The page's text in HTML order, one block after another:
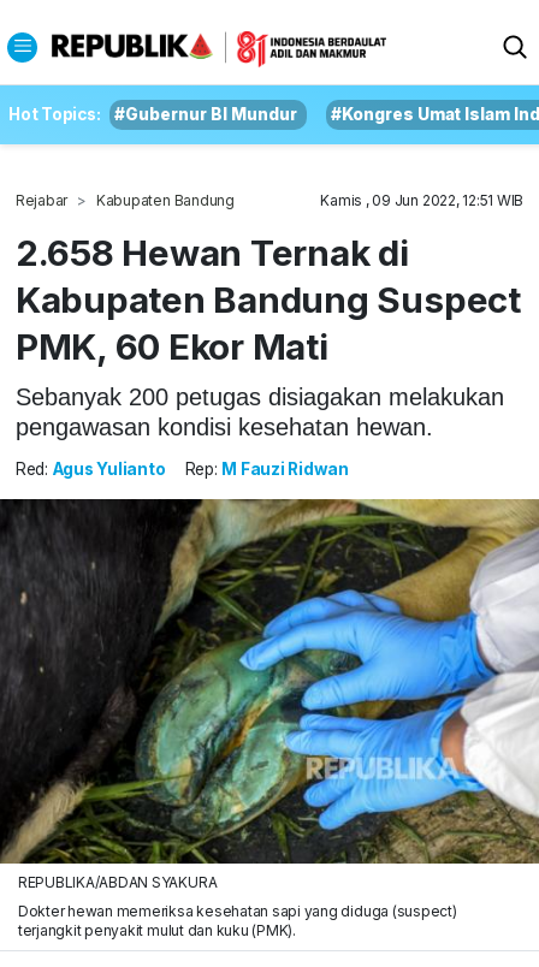
Hot Topics: #Gubernur BI Mundur #Kongres Umat Islam
Rejabar Kabupaten Bandung Kamis , 09 Jun 2022, 12:51 WIB
2.658 Hewan Ternak di
Kabupaten Bandung Suspect
PMK, 60 Ekor Mati
Sebanyak 200 petugas disiagakan melakukan
pengawasan kondisi kesehatan hewan.
Red: Agus Yulianto Rep: M Fauzi Ridwan
REPUBLIKA/ABDAN SYAKURA
Dokter hewan memeriksa kesehatan sapi yang diduga (suspect)
terjangkit penyakit mulut dan kuku (PMK).